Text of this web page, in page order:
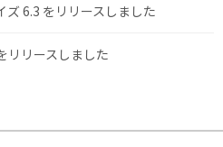
6.3 をリリースしました
リリースしました